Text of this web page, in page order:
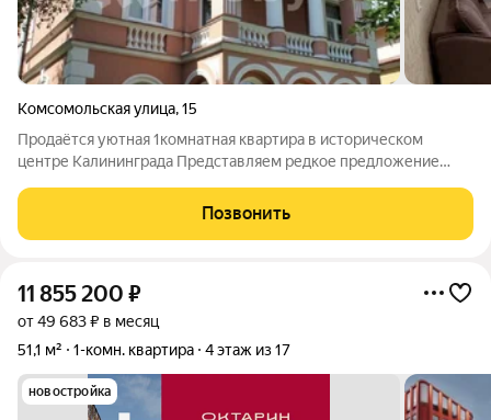
Комсомольская улица,15
Продаётся уютная 1комнатная квартира в историческом
центре Калининграда Представляем редкое предложение
культурного наследия. Архитектура эпохи старого
Кёнигсберга и камерная атмосфера
Позвонить
11 855 200 ₽
от 49 683 ₽ в месяц
51,1 м²
1-комн. квартира 4 этаж из 17
новостройка